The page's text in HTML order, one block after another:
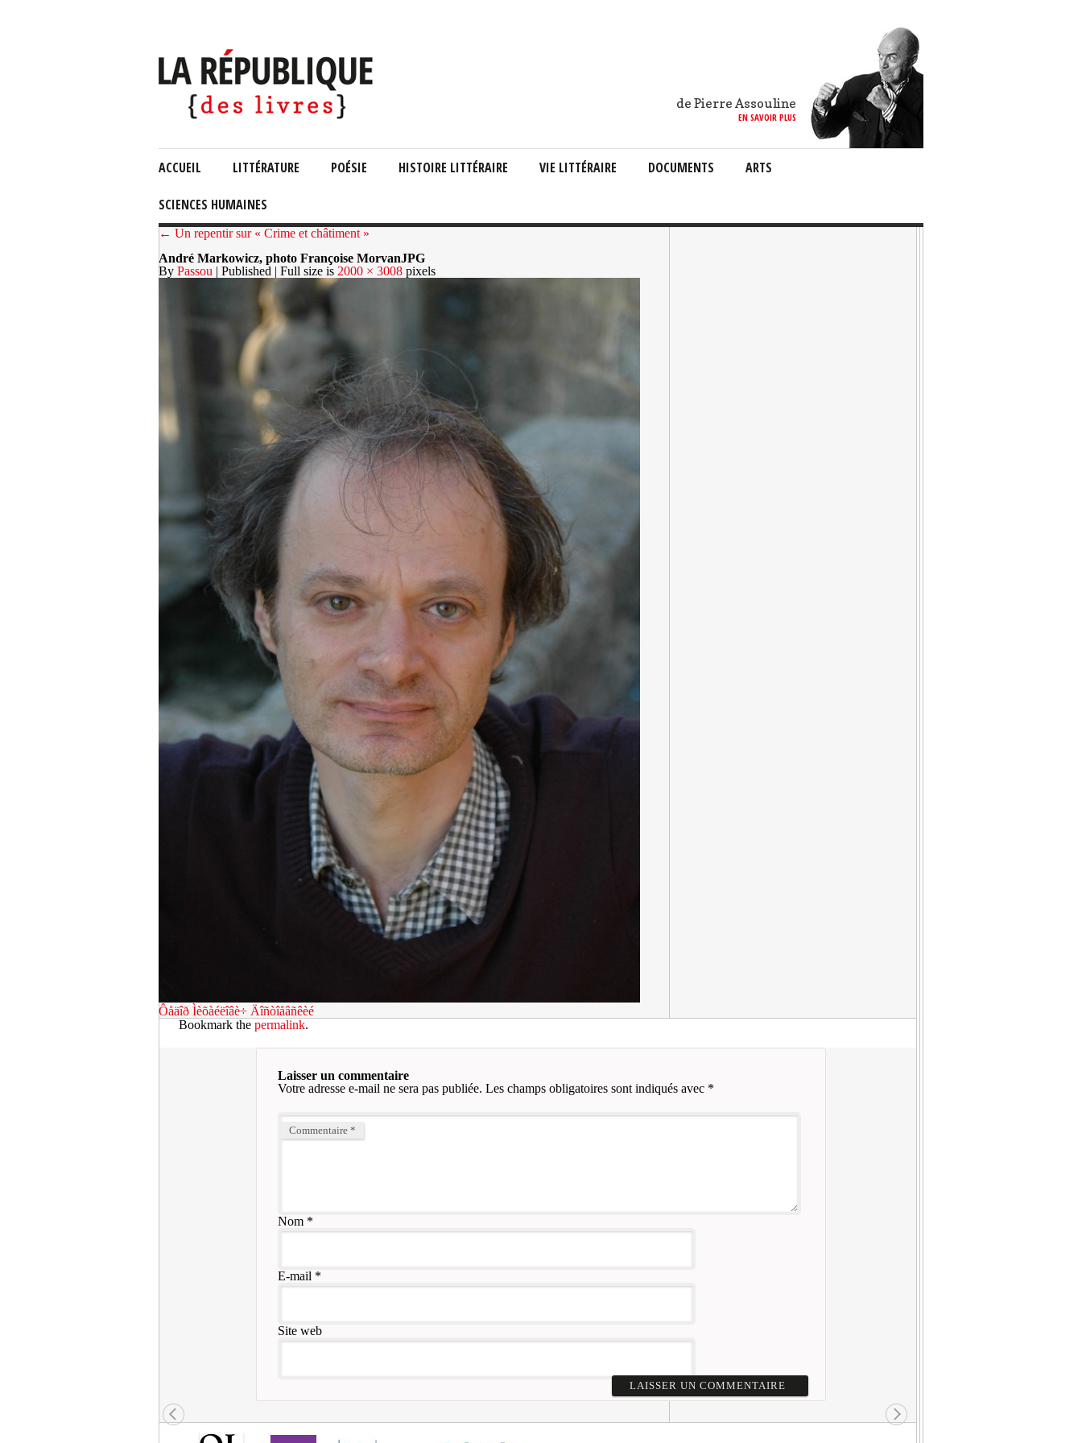
de Pierre Assouline
EN SAVOIR PLUS
ACCUEIL LITTÉRATURE POÉSIE HISTOIRE LITTÉRAIRE VIE LITTÉRAIRE DOCUMENTS ARTS
SCIENCES HUMAINES
← Un repentir sur « Crime et châtiment »
André Markowicz, photo Françoise MorvanJPG
By Passou | Published | Full size is 2000 × 3008 pixels
Ôåäîð Ìèõàéëîâè÷ Äîñòîåâñêèé
Bookmark the permalink.
Laisser un commentaire
Votre adresse e-mail ne sera pas publiée. Les champs obligatoires sont indiqués avec *
Commentaire *
Nom*
E-mail *
Site web